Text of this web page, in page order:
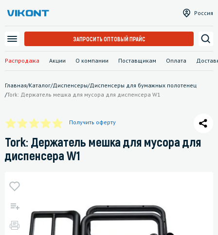
Распродажа Акции О компании Поставщикам Оплата
Россия
ЗАПРОСИТЬ ОПТОВЫЙ ПРАЙС
Главная/Каталог/Диспенсеры/Диспенсеры для бумажных полотенец
/Tork: Держатель мешка для мусора для диспенсера W1
Получить оферту
Tork: Держатель мешка для мусора для
диспенсера W1